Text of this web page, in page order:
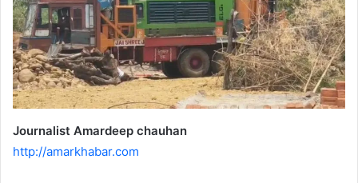
Journalist Amardeep chauhan
http://amarkhabar.com